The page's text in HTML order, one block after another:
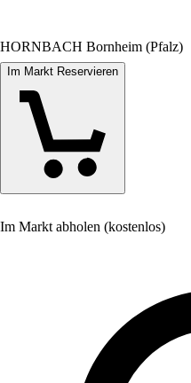
HORNBACH Bornheim (Pfalz)
Im Markt Reservieren
Im Markt abholen (kostenlos)